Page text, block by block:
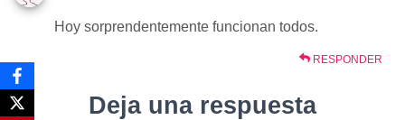
Hoy sorprendentemente funcionan todos.
RESPONDER
Deja una respuesta